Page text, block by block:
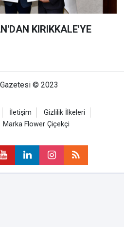
KIRIKKALE'YE
© 2023
İletişim
Gizlilik İlkeleri
Marka Flower Çiçekçi